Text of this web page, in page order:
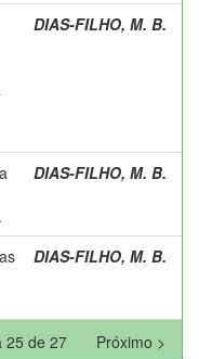
DIAS-FILHO, M. B.
DIAS-FILHO, M. B.
DIAS-FILHO, M. B.
25 de 27 Próximo >